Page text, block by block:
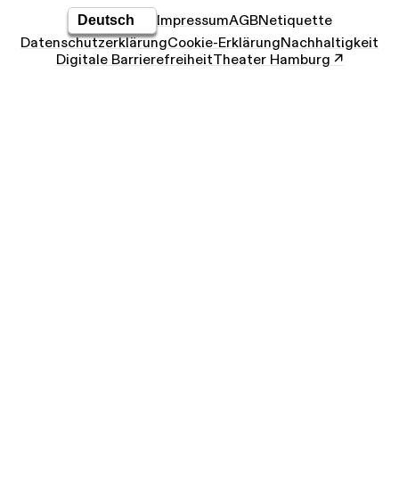
ImpressumAGBNetiquette
Datenschutz­erklärungCookie-ErklärungNachhaltigkeit
Digitale BarrierefreiheitTheater Hamburg ↗